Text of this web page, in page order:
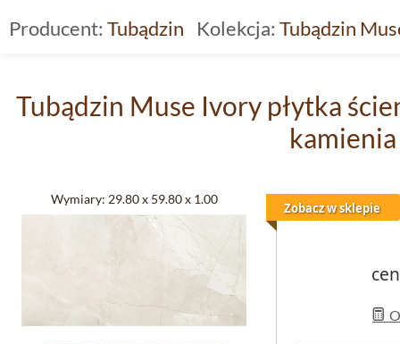
Producent: Tubądzin Kolekcja: Tubądzin
Tubądzin Muse Ivory płytka
kamienia
Wymiary: 29.80 x 59.80 x 1.00
Zobacz w sklepie